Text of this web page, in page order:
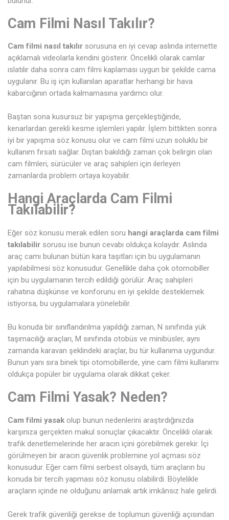
Cam Filmi Nasıl Takılır?
Cam filmi nasıl takılır sorusuna en iyi cevap aslında internette
açıklamalı videolarla kendini gösterir. Öncelikli olarak camlar
ıslatılır daha sonra cam filmi kaplaması uygun bir şekilde cama
uygulanır. Bu iş için kullanılan aparatlar herhangi bir hava
kabarcığının ortada kalmamasına yardımcı olur.
Baştan sona kusursuz bir yapışma gerçekleştiğinde,
kenarlardan gerekli kesme işlemleri yapılır. İşlem bittikten sonra
iyi bir yapışma söz konusu olur ve cam filmi uzun soluklu bir
kullanım fırsatı sağlar. Dıştan bakıldığı zaman çok belirgin olan
cam filmleri, sürücüler ve araç sahipleri için ilerleyen
zamanlarda problem ortaya koyabilir.
Hangi Araçlarda Cam Filmi
Takılabilir?
Eğer söz konusu merak edilen soru hangi araçlarda cam filmi
takılabilir sorusu ise bunun cevabı oldukça kolaydır. Aslında
araç camı bulunan bütün kara taşıtları için bu uygulamanın
yapılabilmesi söz konusudur. Genellikle daha çok otomobiller
için bu uygulamanın tercih edildiği görülür. Araç sahipleri
rahatına düşkünse ve konforunu en iyi şekilde desteklemek
istiyorsa, bu uygulamalara yönelebilir.
Bu konuda bir sınıflandırılma yapıldığı zaman, N sınıfında yük
taşımacılığı araçları, M sınıfında otobüs ve minibüsler, aynı
zamanda karavan şeklindeki araçlar, bu tür kullanıma uygundur.
Bunun yanı sıra binek tipi otomobillerde, yine cam filmi kullanımı
oldukça popüler bir uygulama olarak dikkat çeker.
Cam Filmi Yasak? Neden?
Cam filmi yasak olup bunun nedenlerini araştırdığınızda
karşınıza gerçekten makul sonuçlar çıkacaktır. Öncelikli olarak
trafik denetlemelerinde her aracın içini görebilmek gerekir. İçi
görülmeyen bir aracın güvenlik problemine yol açması söz
konusudur. Eğer cam filmi serbest olsaydı, tüm araçların bu
konuda bir tercih yapması söz konusu olabilirdi. Böylelikle
araçların içinde ne olduğunu anlamak artık imkânsız hale gelirdi.
Gerek trafik güvenliği gerekse de toplumun güvenliği açısından